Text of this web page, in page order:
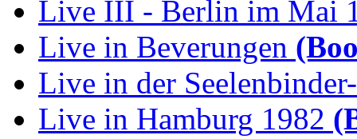
Live III - Berlin im Mai
Live in Beverungen
Live in der
Live in Hamburg 1982